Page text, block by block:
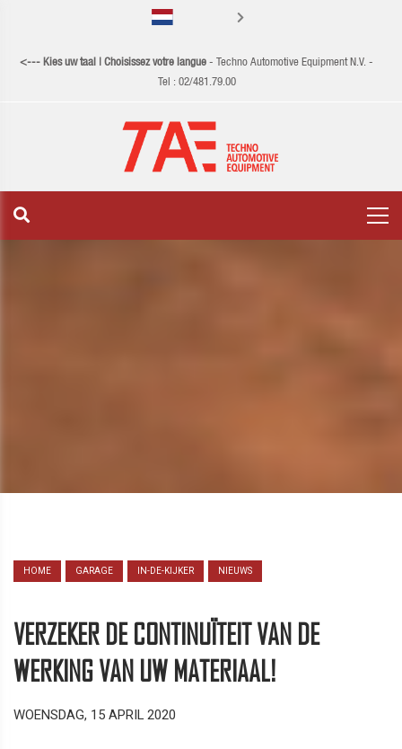
<--- Kies uw taal | Choisissez votre langue - Techno Automotive Equipment N.V. -
Tel : 02/481.79.00
HOME GARAGE IN-DE-KIJKER NIEUWS
VERZEKER DE CONTINUÏTEIT VAN DE
WERKING VAN UW MATERIAAL!
WOENSDAG, 15 APRIL 2020